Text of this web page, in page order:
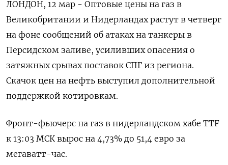
ЛОНДОН, 12 мар - Оптовые цены на газ в
Великобритании и Нидерландах растут в четверг
на фоне сообщений об атаках ‌на танкеры в
Персидском заливе, усиливших опасения о
затяжных срывах поставок СПГ из региона.
Скачок цен на нефть выступил дополнительной
поддержкой ​котировкам.
Фронт-фьючерс на газ ​в нидерландском ​хабе TTF
к 13:03 ⁠МСК вырос на 4,73% до ‌51,4 евро за
мегаватт-час.